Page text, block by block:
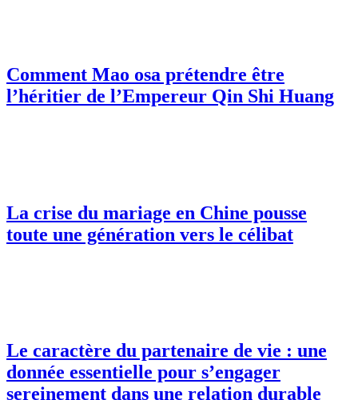
Comment Mao osa prétendre être
l’héritier de l’Empereur Qin Shi Huang
La crise du mariage en Chine pousse
toute une génération vers le célibat
Le caractère du partenaire de vie : une
donnée essentielle pour s’engager
sereinement dans une relation durable